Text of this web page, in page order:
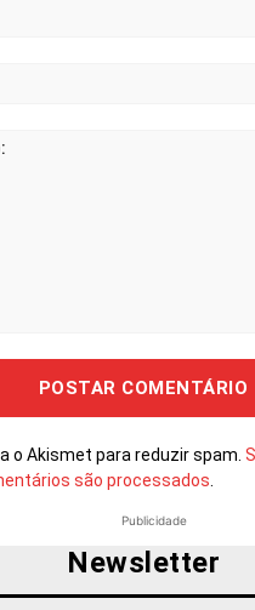
o Akismet para reduzir spam.
são processados.
Publicidade
Newsletter